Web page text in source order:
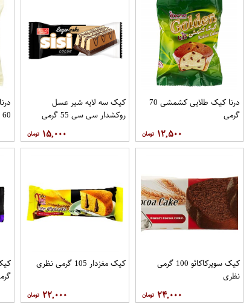
درنا کیک طلایی کشمشی 70
گرمی
۱۲,۵۰۰
کیک سه لایه شیر عسل
روکشدار سی سی 55 گرمی
۱۵,۰۰۰
60 گرمی
کیک سوپرکاکائو 100 گرمی
نظری
۲۴,۰۰۰
کیک مغزدار 105 گرمی نظری
۲۲,۰۰۰